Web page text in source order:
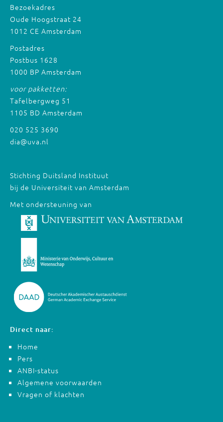
Bezoekadres
Oude Hoogstraat 24
1012 CE Amsterdam
Postadres
Postbus 1628
1000 BP Amsterdam
voor pakketten:
Tafelbergweg 51
1105 BD Amsterdam
020 525 3690
dia@uva.nl
Stichting Duitsland Instituut
bij de Universiteit van Amsterdam
Met ondersteuning van
Direct naar:
Home
Pers
ANBI-status
Algemene voorwaarden
Vragen of klachten